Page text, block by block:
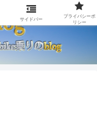
サイドバー
プライバシーポ
リシー